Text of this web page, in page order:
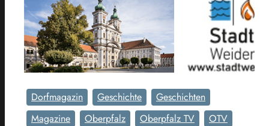
Dorfmagazin Geschichte
Geschichten
Magazine
Oberpfalz Oberpfalz TV
OTV